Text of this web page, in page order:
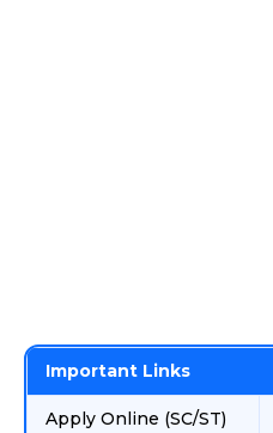
Important Links
Apply Online (SC/ST)